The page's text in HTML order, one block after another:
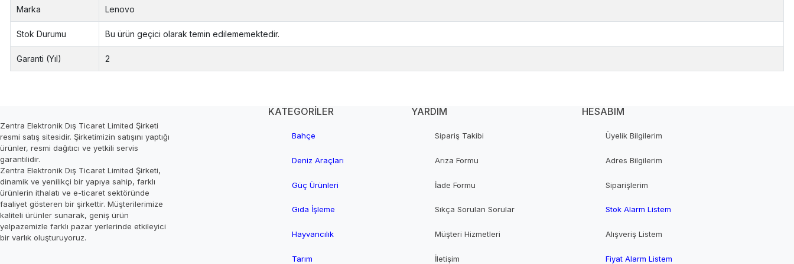
Marka Lenovo
Stok Durumu Bu ürün geçici olarak temin edilememektedir.
Garanti (Yıl) 2
Zentra Elektronik Dış Ticaret Limited Şirketi
resmi satış sitesidir. Şirketimizin satışını yaptığı
ürünler, resmi dağıtıcı ve yetkili servis
garantilidir.
Zentra Elektronik Dış Ticaret Limited Şirketi,
dinamik ve yenilikçi bir yapıya sahip, farklı
ürünlerin ithalatı ve e-ticaret sektöründe
faaliyet gösteren bir şirkettir. Müşterilerimize
kaliteli ürünler sunarak, geniş ürün
yelpazemizle farklı pazar yerlerinde etkileyici
bir varlık oluşturuyoruz.
KATEGORİLER
Bahçe
Deniz Araçları
Güç Ürünleri
Gıda İşleme
Hayvancılık
Tarım
YARDIM
Sipariş Takibi
Arıza Formu
İade Formu
Sıkça Sorulan Sorular
Müşteri Hizmetleri
İletişim
HESABIM
Üyelik Bilgilerim
Adres Bilgilerim
Siparişlerim
Stok Alarm Listem
Alışveriş Listem
Fiyat Alarm Listem